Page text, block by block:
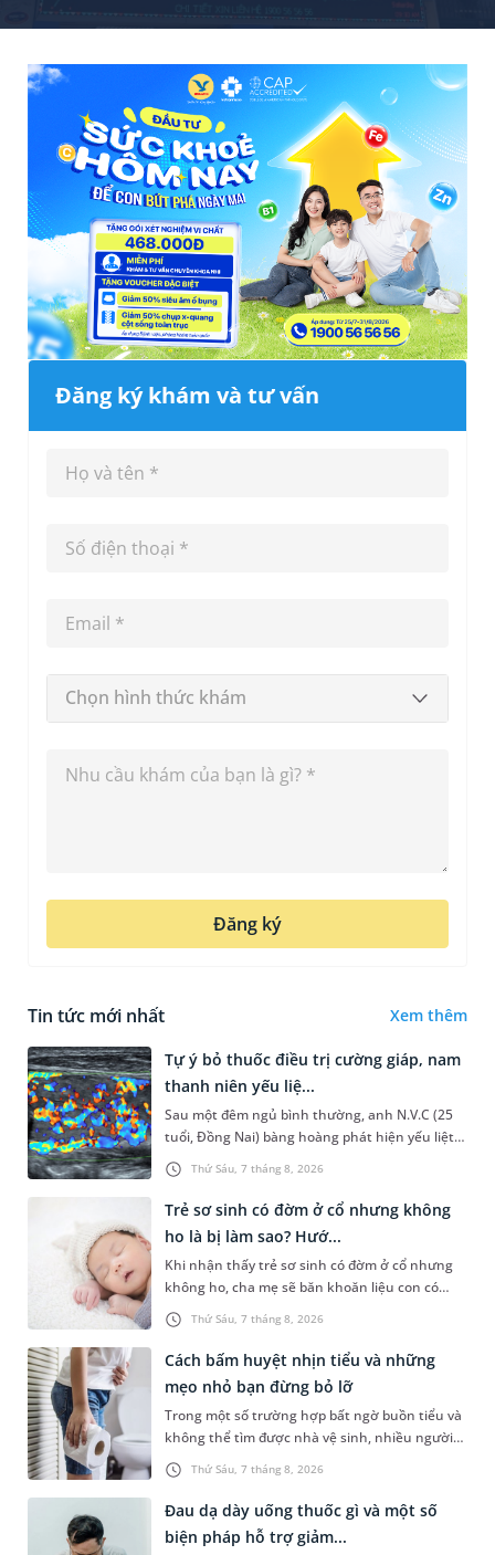
Đăng ký khám và tư vấn
Chọn hình thức khám
Đăng ký
Tin tức mới nhất Xem thêm
Thứ Sáu, 7 tháng 8, 2026
Tự ý bỏ thuốc điều trị cường giáp, nam
thanh niên yếu liệ...
Sau một đêm ngủ bình thường, anh N.V.C (25
tuổi, Đồng Nai) bàng hoàng phát hiện yếu liệt 2
chân, không thể vận động đi lại được. Kết quả
thăm khám tại Phòng...
Thứ Sáu, 7 tháng 8, 2026
Trẻ sơ sinh có đờm ở cổ nhưng không
ho là bị làm sao? Hướ...
Khi nhận thấy trẻ sơ sinh có đờm ở cổ nhưng
không ho, cha mẹ sẽ băn khoăn liệu con có
đang mắc bệnh đường hô hấp hay không.
Những chia sẻ dưới đây sẽ giúp ch...
Thứ Sáu, 7 tháng 8, 2026
Cách bấm huyệt nhịn tiểu và những
mẹo nhỏ bạn đừng bỏ lỡ
Trong một số trường hợp bất ngờ buồn tiểu và
không thể tìm được nhà vệ sinh, nhiều người
đã áp dụng phương pháp bấm huyệt nhịn tiểu.
Vậy cách bấm huyệt nhịn...
Đau dạ dày uống thuốc gì và một số
biện pháp hỗ trợ giảm...